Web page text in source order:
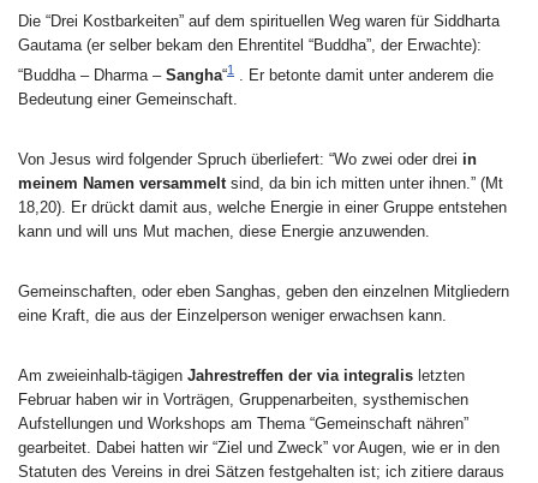
Die “Drei Kostbarkeiten” auf dem spirituellen Weg waren für Siddharta
Gautama (er selber bekam den Ehrentitel “Buddha”, der Erwachte):
“Buddha – Dharma – Sangha“1 . Er betonte damit unter anderem die
Bedeutung einer Gemeinschaft.
Von Jesus wird folgender Spruch überliefert: “Wo zwei oder drei in
meinem Namen versammeltsind, da bin ich mitten unter ihnen.” (Mt
18,20). Er drückt damit aus, welche Energie in einer Gruppe entstehen
kann und will uns Mut machen, diese Energie anzuwenden.
Gemeinschaften, oder eben Sanghas, geben den einzelnen Mitgliedern
eine Kraft, die aus der Einzelperson weniger erwachsen kann.
Am zweieinhalb-tägigen Jahrestreffen der via integralis letzten
Februar haben wir in Vorträgen, Gruppenarbeiten, systhemischen
Aufstellungen und Workshops am Thema “Gemeinschaft nähren”
gearbeitet. Dabei hatten wir “Ziel und Zweck” vor Augen, wie er in den
Statuten des Vereins in drei Sätzen festgehalten ist; ich zitiere daraus